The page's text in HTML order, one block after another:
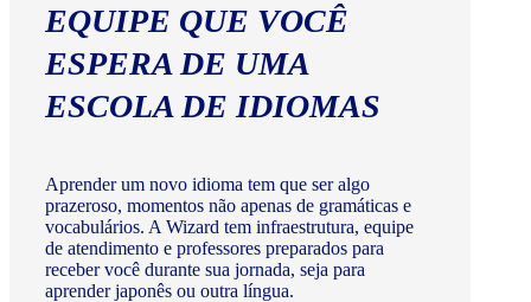
EQUIPE QUE VOCÊ
ESPERA DE UMA
ESCOLA DE IDIOMAS
Aprender um novo idioma tem que ser algo
prazeroso, momentos não apenas de gramáticas e
vocabulários. A Wizard tem infraestrutura, equipe
de atendimento e professores preparados para
receber você durante sua jornada, seja para
aprender japonês ou outra língua.